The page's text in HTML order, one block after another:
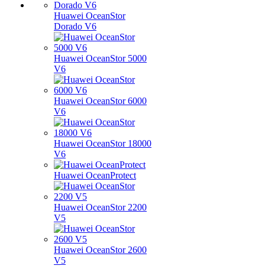
Huawei OceanStor
Dorado V6
Huawei OceanStor 5000
V6
Huawei OceanStor 6000
V6
Huawei OceanStor 18000
V6
Huawei OceanProtect
Huawei OceanStor 2200
V5
Huawei OceanStor 2600
V5